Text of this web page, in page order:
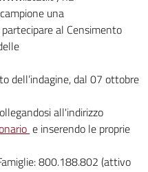
una
al Censimento
dell’indagine, dal 07 ottobre
all'indirizzo
e inserendo le proprie
800.188.802 (attivo